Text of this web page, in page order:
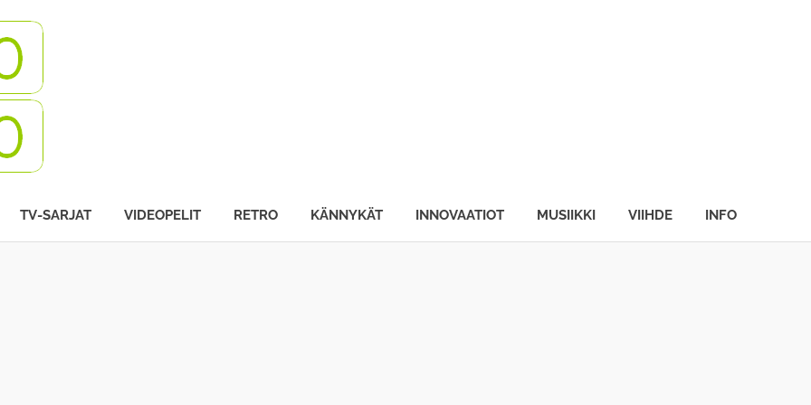
TV-SARJAT VIDEOPELIT RETRO KÄNNYKÄT INNOVAATIOT MUSIIKKI VIIHDE INFO